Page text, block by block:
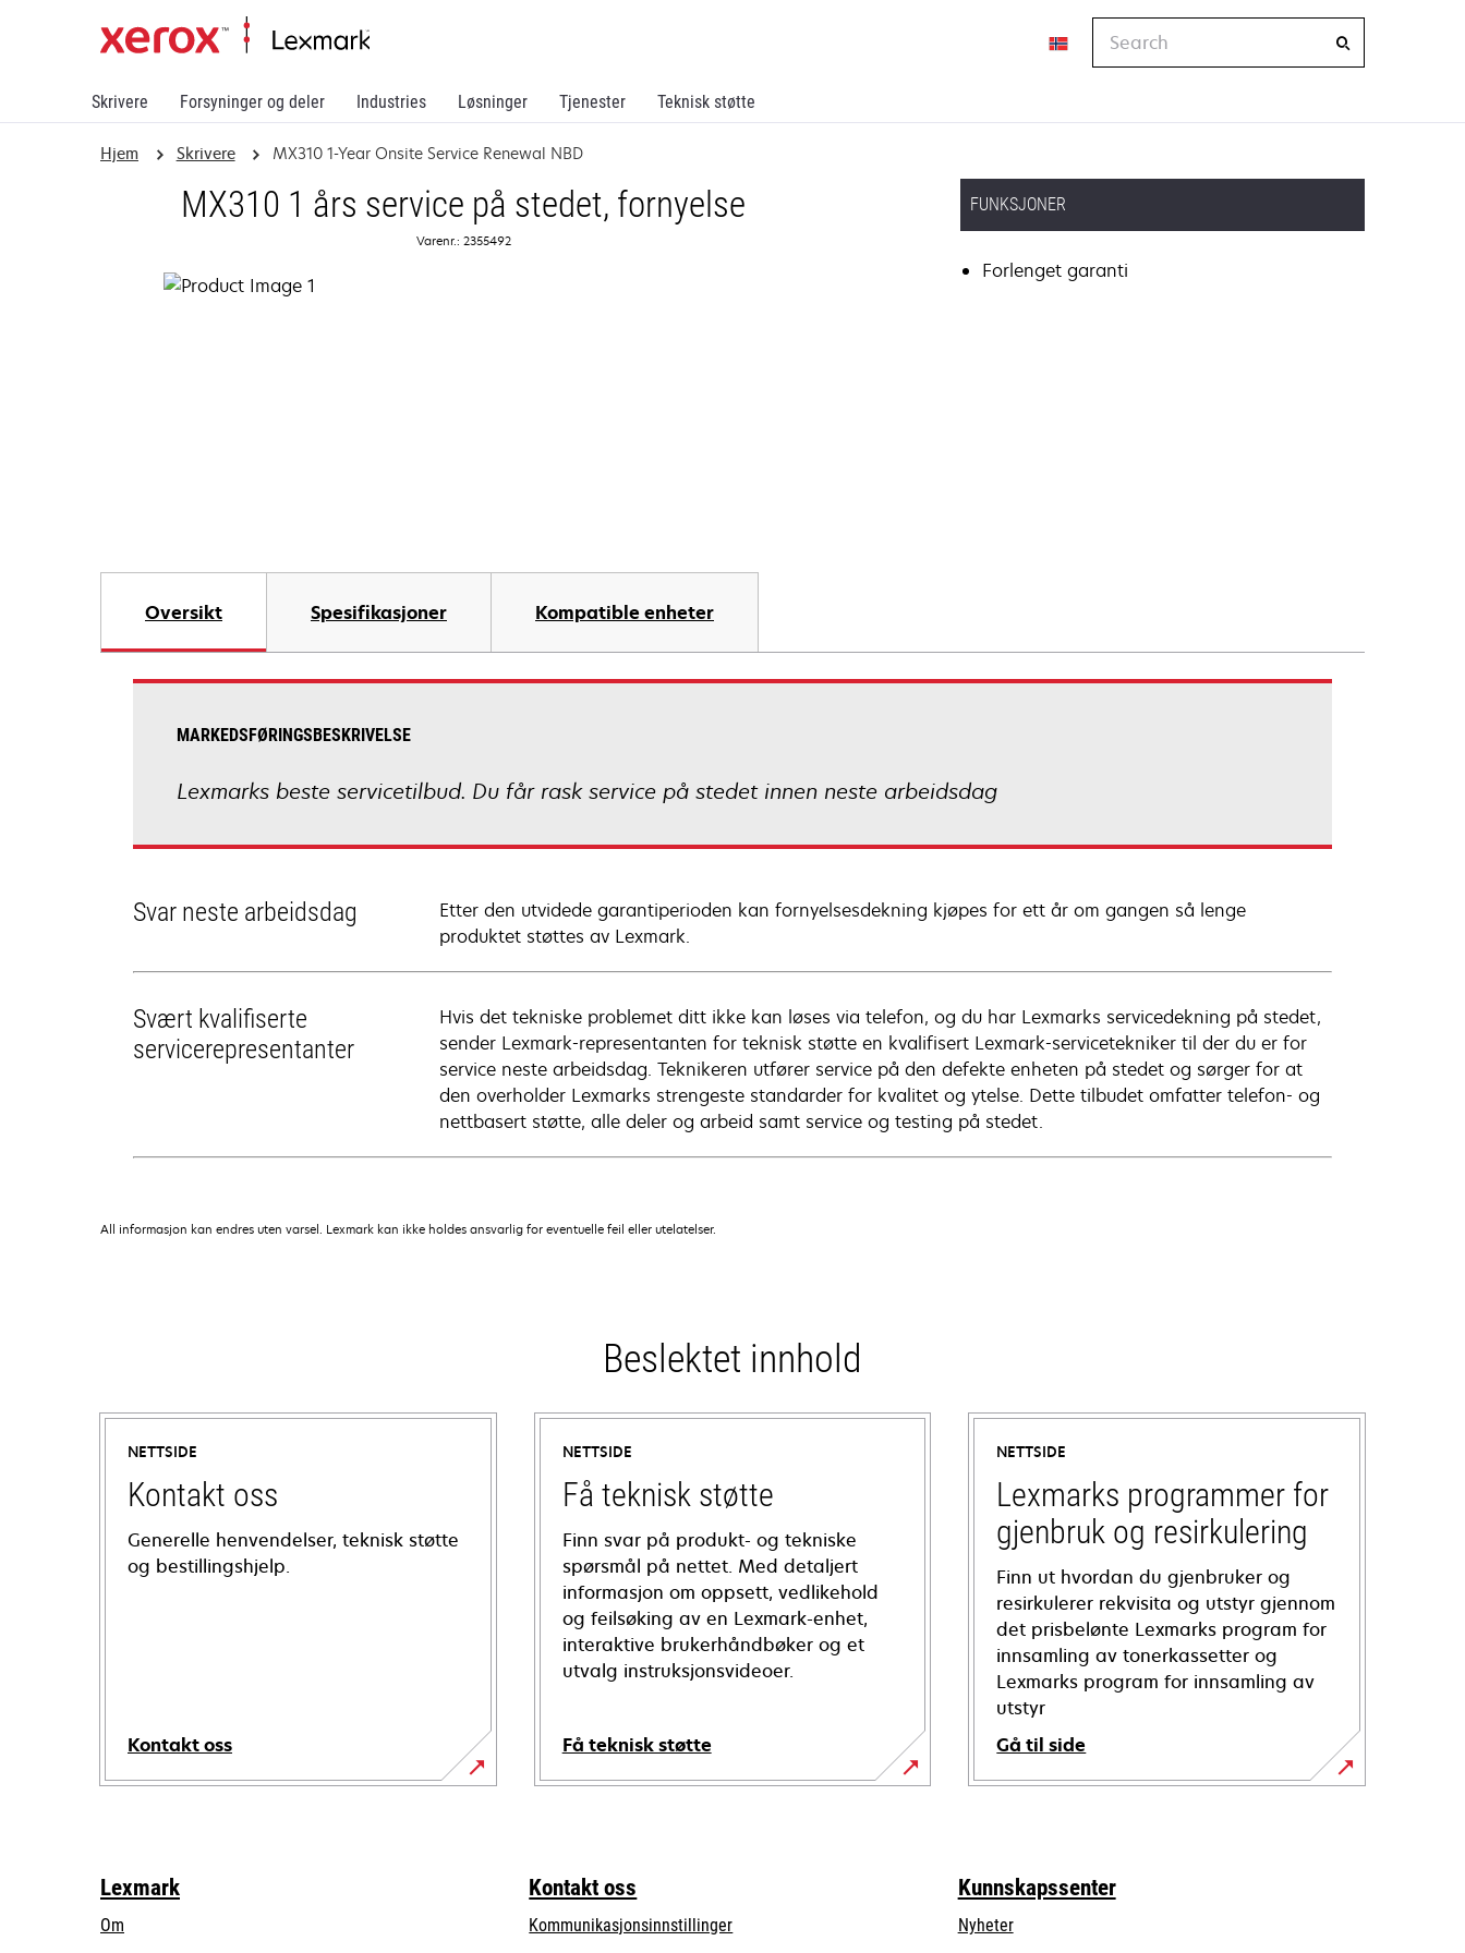
Skrivere Forsyninger og deler Industries Løsninger Tjenester Teknisk støtte
Hjem Skrivere MX310 1-Year Onsite Service Renewal NBD
MX310 1 års service på stedet, fornyelse
Varenr.: 2355492
FUNKSJONER
Forlenget garanti
Oversikt Spesifikasjoner Kompatible enheter
MARKEDSFØRINGSBESKRIVELSE
Lexmarks beste servicetilbud. Du får rask service på stedet innen neste arbeidsdag
Svar neste arbeidsdag
Etter den utvidede garantiperioden kan fornyelsesdekning kjøpes for ett år om gangen så lenge
produktet støttes av Lexmark.
Svært kvalifiserte
servicerepresentanter
Hvis det tekniske problemet ditt ikke kan løses via telefon, og du har Lexmarks servicedekning på stedet,
sender Lexmark-representanten for teknisk støtte en kvalifisert Lexmark-servicetekniker til der du er for
service neste arbeidsdag. Teknikeren utfører service på den defekte enheten på stedet og sørger for at
den overholder Lexmarks strengeste standarder for kvalitet og ytelse. Dette tilbudet omfatter telefon- og
nettbasert støtte, alle deler og arbeid samt service og testing på stedet.
All informasjon kan endres uten varsel. Lexmark kan ikke holdes ansvarlig for eventuelle feil eller utelatelser.
Beslektet innhold
NETTSIDE
Kontakt oss
Generelle henvendelser, teknisk støtte
og bestillingshjelp.
Kontakt oss
NETTSIDE
Få teknisk støtte
Finn svar på produkt- og tekniske
spørsmål på nettet. Med detaljert
informasjon om oppsett, vedlikehold
og feilsøking av en Lexmark-enhet,
interaktive brukerhåndbøker og et
utvalg instruksjonsvideoer.
Få teknisk støtte
opens
tab
NETTSIDE
Lexmarks programmer for
gjenbruk og resirkulering
Finn ut hvordan du gjenbruker og
resirkulerer rekvisita og utstyr gjennom
det prisbelønte Lexmarks program for
innsamling av tonerkassetter og
Lexmarks program for innsamling av
utstyr
Gå til side
Lexmark
Om
Kontakt oss
Kommunikasjonsinnstillinger
Kunnskapssenter
Nyheter